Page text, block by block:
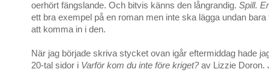
oerhört fängslande. Och bitvis känns den långrandig. Spill.
ett bra exempel på en roman men inte ska lägga undan bara
att komma in i den.
När jag började skriva stycket ovan igår eftermiddag hade
20-tal sidor i Varför kom du inte före kriget?av Lizzie Doron.